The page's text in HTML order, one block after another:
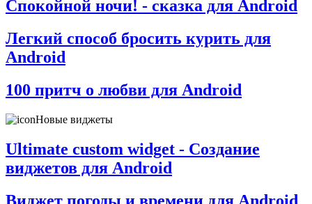
Спокойной ночи! - сказка для Android
Легкий способ бросить курить для
Android
100 притч о любви для Android
Новые виджеты
Ultimate custom widget - Создание
виджетов для Android